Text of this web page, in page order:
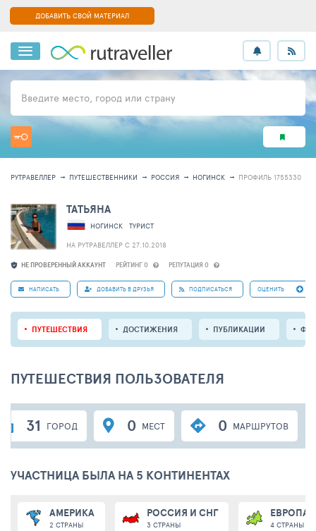
ДОБАВИТЬ СВОЙ МАТЕРИАЛ
Введите место, город или страну
РУТРАВЕЛЛЕР ПУТЕШЕСТВЕННИКИ РОССИЯ НОГИНСК ПРОФИЛЬ 1755330
НЕ ПРОВЕРЕННЫЙ АККАУНТ РЕЙТИНГ 0 РЕПУТАЦИЯ 0
ТАТЬЯНА
НОГИНСК
ТУРИСТ
НА РУТРАВЕЛЛЕР C 27.10.2018
НАПИСАТЬ ДОБАВИТЬ В ДРУЗЬЯ ПОДПИСАТЬСЯ ОЦЕНИТЬ
ПУТЕШЕСТВИЯ ДОСТИЖЕНИЯ ПУБЛИКАЦИИ
ПУТЕШЕСТВИЯ ПОЛЬЗОВАТЕЛЯ
31 ГОРОД 0 МЕСТ 0 МАРШРУТОВ
УЧАСТНИЦА БЫЛА НА 5 КОНТИНЕНТАХ
АМЕРИКА
2 СТРАНЫ
РОССИЯ И СНГ
3 СТРАНЫ
ЕВРОПА
4 СТРАНЫ